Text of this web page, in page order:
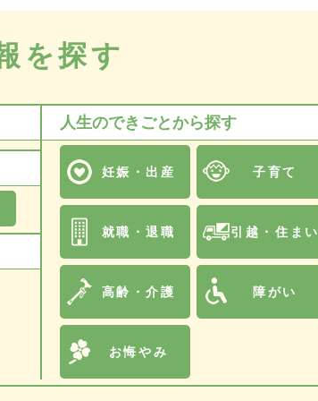
を探す
人生のできごとから探す
妊娠・出産 子育て
就職・退職 引越・住まい
高齢・介護 障がい
お悔やみ